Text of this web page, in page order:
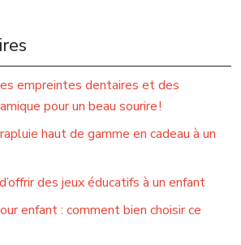
empreintes dentaires et des
pour un beau sourire !
haut de gamme en cadeau à un
des jeux éducatifs à un enfant
enfant : comment bien choisir ce